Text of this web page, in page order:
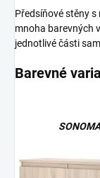
Předsíňové stěny
mnoha barevných
jednotlivé části
Barevné
SONOMA